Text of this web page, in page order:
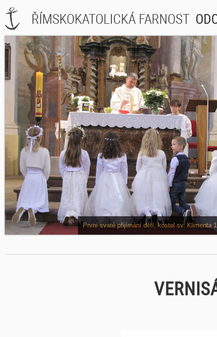
První svaté přijímání dětí, kostel sv. Klimenta
Víkend dětí z náboženství na faře v Odoleně Vodě,